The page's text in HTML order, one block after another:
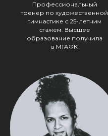
Профессиональный
тренер по художественной
гимнастике с 25-летним
стажем. Высшее
образование получила
в МГАФК